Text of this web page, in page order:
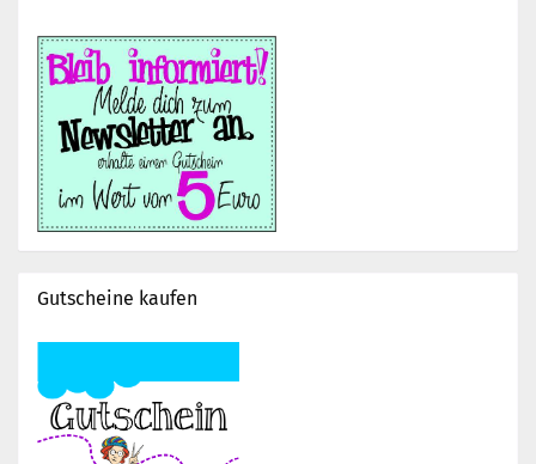
Gutscheine kaufen